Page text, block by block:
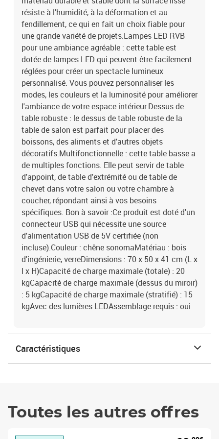
résiste à l'humidité, à la déformation et au
fendillement, ce qui en fait un choix fiable pour
une grande variété de projets.Lampes LED RVB
pour une ambiance agréable : cette table est
dotée de lampes LED qui peuvent être facilement
réglées pour créer un spectacle lumineux
personnalisé. Vous pouvez personnaliser les
modes, les couleurs et la luminosité pour améliorer
l'ambiance de votre espace intérieur.Dessus de
table robuste : le dessus de table robuste de la
table de salon est parfait pour placer des
boissons, des aliments et d'autres objets
décoratifs.Multifonctionnelle : cette table basse a
de multiples fonctions. Elle peut servir de table
d'appoint, de table d'extrémité ou de table de
chevet dans votre salon ou votre chambre à
coucher, répondant ainsi à vos besoins
spécifiques. Bon à savoir :Ce produit est doté d'un
connecteur USB qui nécessite une source
d'alimentation USB de 5V certifiée (non
incluse).Couleur : chêne sonomaMatériau : bois
d'ingénierie, verreDimensions : 70 x 50 x 41 cm (L x
l x H)Capacité de charge maximale (totale) : 20
kgCapacité de charge maximale (dessus du miroir)
: 5 kgCapacité de charge maximale (stratifié) : 15
kgAvec des lumières LEDAssemblage requis : oui
Caractéristiques
Toutes les autres offres